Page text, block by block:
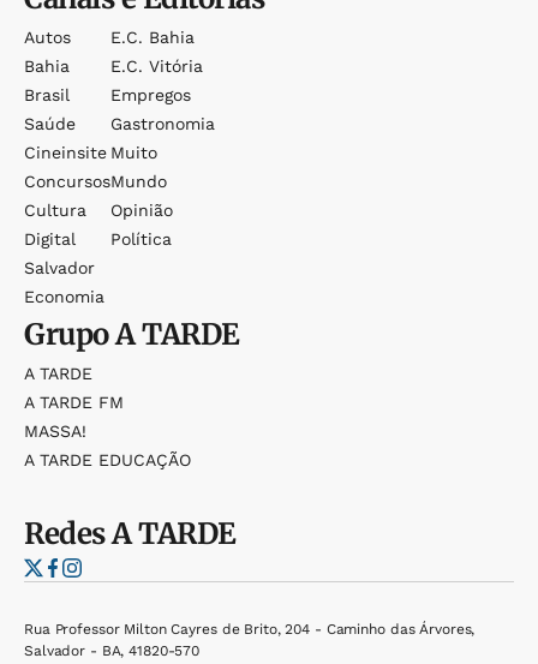
Autos
Bahia
Brasil
Saúde
Cineinsite
Concursos
Cultura
Digital
Salvador
Economia
E.c. Bahia
E.c. Vitória
Empregos
Gastronomia
Muito
Mundo
Opinião
Política
GrupoA TARDE
A TARDE
A TARDE FM
MASSA!
A TARDE EDUCAÇÃO
RedesA TARDE
Rua Professor Milton Cayres de Brito, 204 - Caminho das Árvores,
Salvador - BA, 41820-570